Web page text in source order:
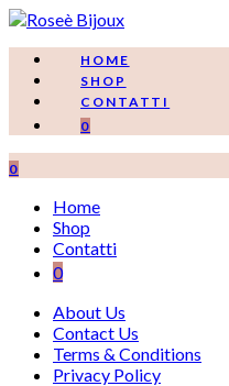
Salta
contenutoHOME
SHOP
CONTATTI
0
0
Home
Shop
Contatti
0
About Us
Contact Us
Terms & Conditions
Privacy Policy